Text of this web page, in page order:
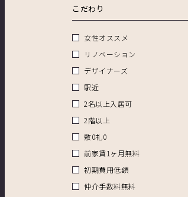
こだわり
女性オススメ
リノベーション
デザイナーズ
駅近
2名以上入居可
2階以上
敷0礼0
前家賃1ヶ月無料
初期費用低額
仲介手数料無料